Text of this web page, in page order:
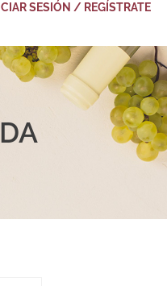
SESIÓN / REGÍSTRATE